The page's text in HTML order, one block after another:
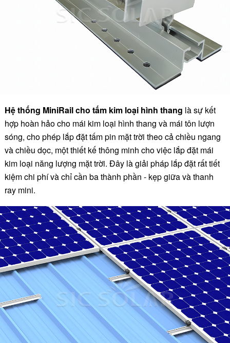
Hệ thống MiniRail cho tấm kim loại hình thang là sự kết
hợp hoàn hảo cho mái kim loại hình thang và mái tôn lượn
sóng, cho phép lắp đặt tấm pin mặt trời theo cả chiều ngang
và chiều dọc, một thiết kế thông minh cho việc lắp đặt mái
kim loại năng lượng mặt trời. Đây là giải pháp lắp đặt rất tiết
kiệm chi phí và chỉ cần ba thành phần - kẹp giữa và thanh
ray mini.